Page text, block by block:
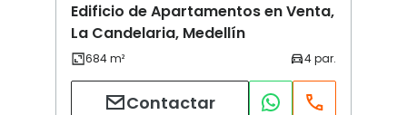
Edificio de Apartamentos en Venta,
La Candelaria, Medellín
Contactar